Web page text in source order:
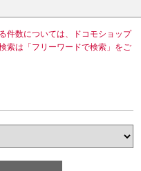
件数については、ドコモショップ
索は「フリーワードで検索」をご